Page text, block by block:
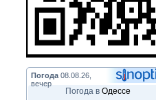
Погода 08.08.26,
вечер
Погода в Одессе